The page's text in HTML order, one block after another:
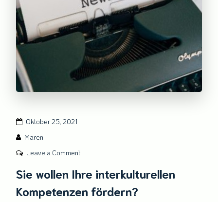
Oktober 25, 2021
Maren
Leave a Commenton
wollen
Ihre
Sie wollen Ihre interkulturellen
Kompetenzen fördern?